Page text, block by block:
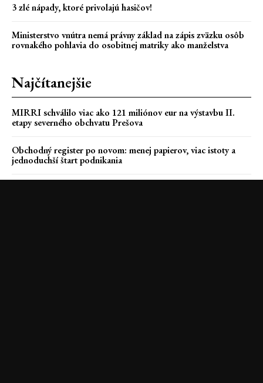
3 zlé nápady, ktoré privolajú hasičov!
Ministerstvo vnútra nemá právny základ na zápis zväzku osôb
rovnakého pohlavia do osobitnej matriky ako manželstva
Najčítanejšie
MIRRI schválilo viac ako 121 miliónov eur na výstavbu II.
etapy severného obchvatu Prešova
Obchodný register po novom: menej papierov, viac istoty a
jednoduchší štart podnikania